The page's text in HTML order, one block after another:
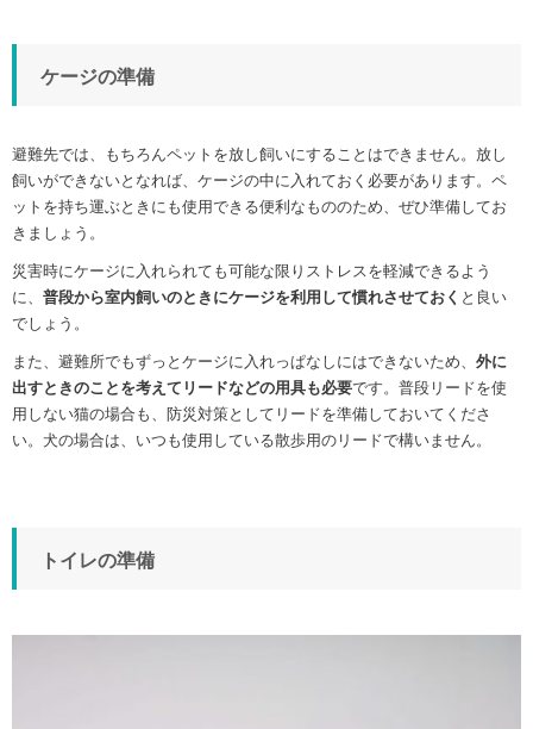
ケージの準備
避難先では、もちろんペットを放し飼いにすることはできません。放し
飼いができないとなれば、ケージの中に入れておく必要があります。ペ
ットを持ち運ぶときにも使用できる便利なもののため、ぜひ準備してお
きましょう。
災害時にケージに入れられても可能な限りストレスを軽減できるよう
に、 普段から室内飼いのときにケージを利用して慣れさせておく と良い
でしょう。
また、避難所でもずっとケージに入れっぱなしにはできないため、 外に
出すときのことを考えてリードなどの用具も必要です。普段リードを使
用しない猫の場合も、防災対策としてリードを準備しておいてくださ
い。犬の場合は、いつも使用している散歩用のリードで構いません。
トイレの準備